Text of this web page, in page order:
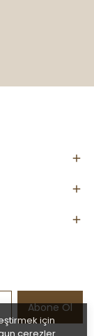
için
Abone Ol